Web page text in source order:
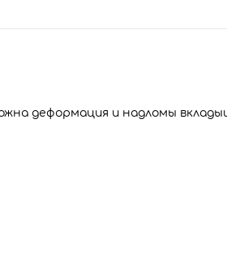
деформация и надломы